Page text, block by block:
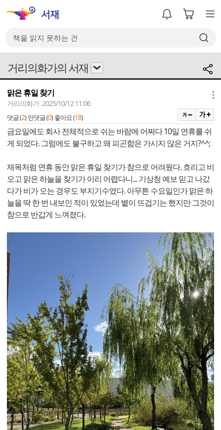
거리의화가의 서재
맑은 휴일 찾기
거리의화가 2025/10/12 11:06
댓글 (2) 먼댓글 (0) 좋아요 (18)
금요일에도 회사 전체적으로 쉬는 바람에 어쩌다 10일 연휴를 쉬
게 되었다. 그럼에도 불구하고 왜 피곤함은 가시지 않은 거지?^^;
제목처럼 연휴 동안 맑은 휴일 찾기가 참으로 어려웠다. 흐리고 비
오고 맑은 하늘을 찾기가 이리 어렵다니... 기상청 예보 믿고 나갔
다가 비가 오는 경우도 부지기수였다. 아무튼 수요일인가 맑은 하
늘을 딱 한 번 내보인 적이 있었는데 볕이 뜨겁기는 했지만 그것이
참으로 반갑게 느껴졌다.